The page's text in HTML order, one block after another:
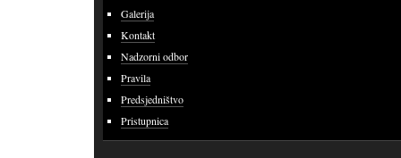
Galerija
Kontakt
Nadzorni odbor
Pravila
Predsjedništvo
Pristupnica